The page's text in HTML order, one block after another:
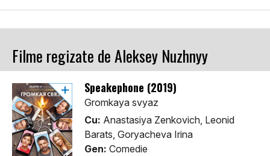
Filme regizate de Aleksey Nuzhnyy
Speakephone (2019)
Gromkaya svyaz
Cu: Anastasiya Zenkovich, Leonid
Barats, Goryacheva Irina
Gen: Comedie